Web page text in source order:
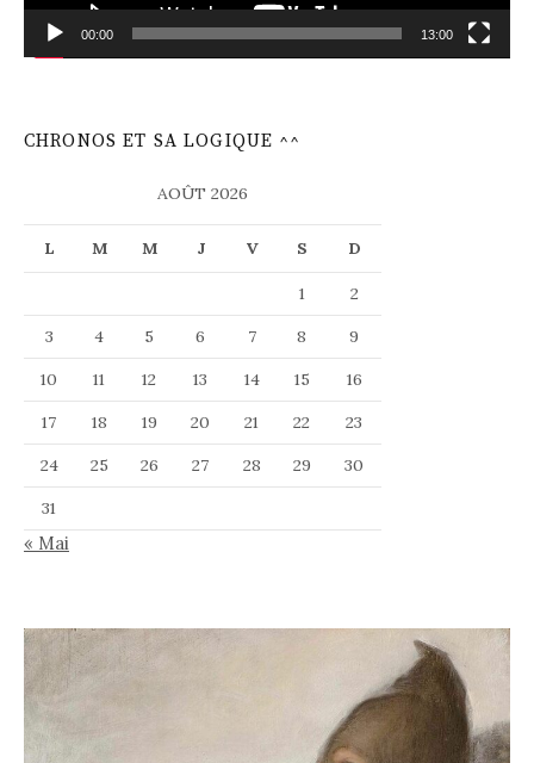
00:00 13:00
CHRONOS ET SA LOGIQUE ^^
AOÛT 2026
L M M J V S D
1
2
3
4 5 6 7 8
9
10
11 12 13 14 15
16
17
18 19 20 21 22
23
24
25 26 27 28 29
30
31
« Mai